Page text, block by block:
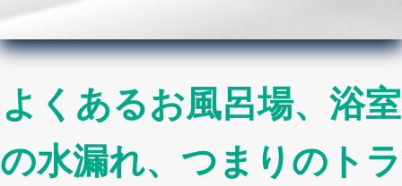
よくあるお風呂場、浴室
の水漏れ、つまりのトラ